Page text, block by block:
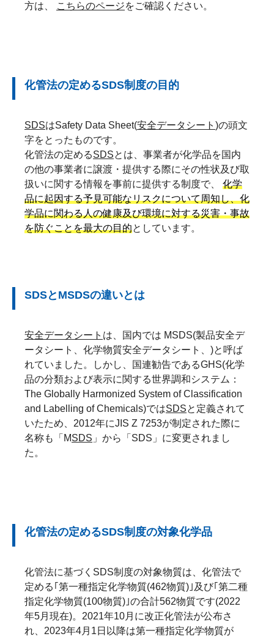
方は、
こちらのページをご確認ください。
化管法の定めるSDS制度の目的
SDSはSafety Data Sheet(安全データシート )の頭文
字をとったものです。
化管法の定めるSDSとは、事業者が化学品を国内
の他の事業者に譲渡・提供する際にその性状及び取
扱いに関する情報を事前に提供する制度で、 化学
品に起因する予見可能なリスクについて周知し、化
学品に関わる人の健康及び環境に対する災害・事故
を防ぐことを最大の目的としています。
SDSとMSDSの違いとは
安全データシート は、国内では MSDS(製品安全デ
ータシート、化学物質安全データシート、)と呼ば
れていました。しかし、国連勧告であるGHS(化学
品の分類および表示に関する世界調和システム：
The Globally Harmonized System of Classification
and Labelling of Chemicals)ではSDSと定義されて
いたため、2012年にJIS Z 7253が制定された際に
名称も「MSDS 」から「SDS」に変更されまし
た。
化管法の定めるSDS制度の対象化学品
化管法に基づくSDS制度の対象物質は、化管法で
定める｢第一種指定化学物質(462物質)｣及び｢第二種
指定化学物質(100物質)｣の合計562物質です(2022
年5月現在)。2021年10月に改正化管法が公布さ
れ、2023年4月1日以降は第一種指定化学物質が